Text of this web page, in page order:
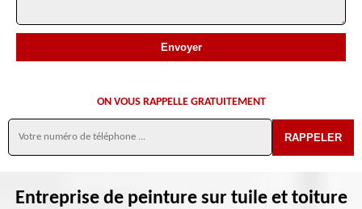
ON VOUS RAPPELLE GRATUITEMENT
Entreprise de peinture sur tuile et toiture